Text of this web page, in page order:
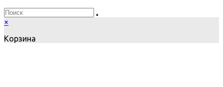
×
Корзина